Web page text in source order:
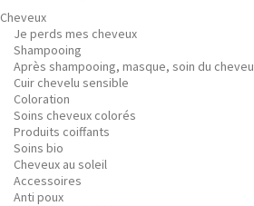
Cheveux
Je perds mes cheveux
Shampooing
Après shampooing, masque, soin du cheveu
Cuir chevelu sensible
Coloration
Soins cheveux colorés
Produits coiffants
Soins bio
Cheveux au soleil
Accessoires
Anti poux